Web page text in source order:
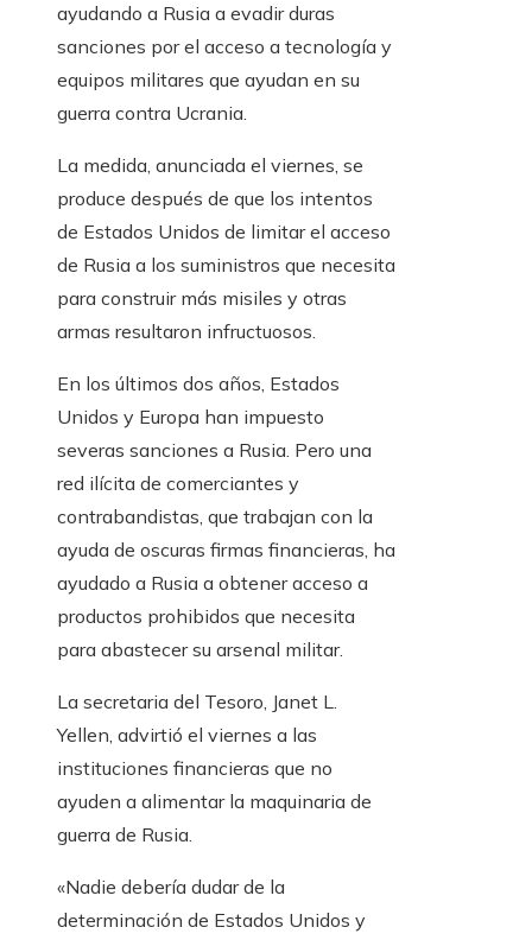
ayudando a Rusia a evadir duras
sanciones por el acceso a tecnología y
equipos militares que ayudan en su
guerra contra Ucrania.
La medida, anunciada el viernes, se
produce después de que los intentos
de Estados Unidos de limitar el acceso
de Rusia a los suministros que necesita
para construir más misiles y otras
armas resultaron infructuosos.
En los últimos dos años, Estados
Unidos y Europa han impuesto
severas sanciones a Rusia. Pero una
red ilícita de comerciantes y
contrabandistas, que trabajan con la
ayuda de oscuras firmas financieras, ha
ayudado a Rusia a obtener acceso a
productos prohibidos que necesita
para abastecer su arsenal militar.
La secretaria del Tesoro, Janet L.
Yellen, advirtió el viernes a las
instituciones financieras que no
ayuden a alimentar la maquinaria de
guerra de Rusia.
«Nadie debería dudar de la
determinación de Estados Unidos y